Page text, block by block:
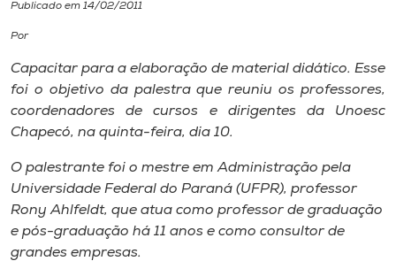
Cultura
CPA
Biblioteca
Editora
Rádio
Publicado em 14/02/2011
Por
Capacitar para a elaboração de material didático. Esse
foi o objetivo da palestra que reuniu os professores,
coordenadores de cursos e dirigentes da Unoesc
Chapecó, na quinta-feira, dia 10.
O palestrante foi o mestre em Administração pela
Universidade Federal do Paraná (UFPR), professor
Rony Ahlfeldt, que atua como professor de graduação
e pós-graduação há 11 anos e como consultor de
grandes empresas.